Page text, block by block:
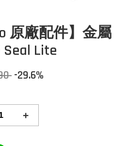
原廠配件】金屬
Lite
-29.6%
+